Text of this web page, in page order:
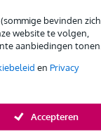
bevinden zich
website te volgen,
aanbiedingen tonen.
en Privacy
Accepteren